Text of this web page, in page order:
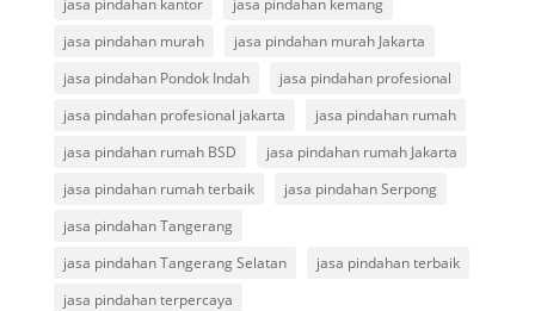
jasa pindahan kantor
jasa pindahan kemang
jasa pindahan murah
jasa pindahan murah Jakarta
jasa pindahan Pondok Indah
jasa pindahan profesional
jasa pindahan profesional jakarta
jasa pindahan rumah
jasa pindahan rumah BSD
jasa pindahan rumah Jakarta
jasa pindahan rumah terbaik
jasa pindahan Serpong
jasa pindahan Tangerang
jasa pindahan Tangerang Selatan
jasa pindahan terbaik
jasa pindahan terpercaya